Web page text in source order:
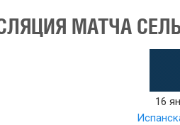
МАТЧА
16